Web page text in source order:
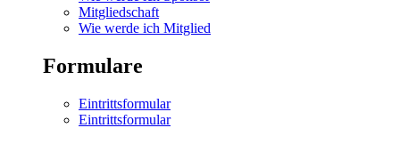
Mitgliedschaft
Wie werde ich Mitglied
Formulare
Eintrittsformular
Eintrittsformular